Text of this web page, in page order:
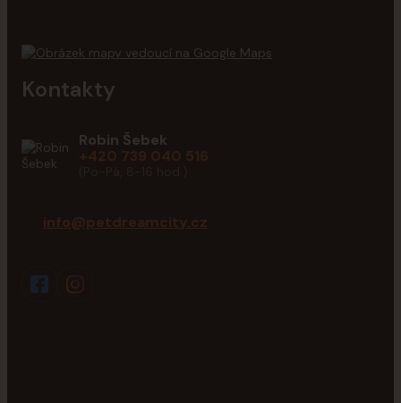
Kontakty
Robin Šebek
+420 739 040 516
info@petdreamcity.cz